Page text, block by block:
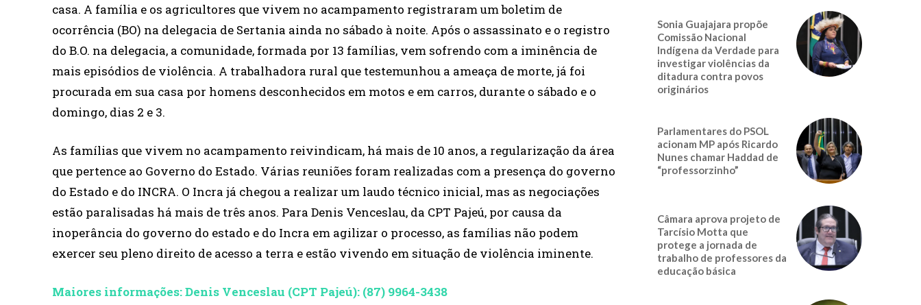
casa. A família e os agricultores que vivem no acampamento registraram um boletim de
ocorrência (BO) na delegacia de Sertania ainda no sábado à noite. Após o assassinato e o registro
do B.O. na delegacia, a comunidade, formada por 13 famílias, vem sofrendo com a iminência de
mais episódios de violência. A trabalhadora rural que testemunhou a ameaça de morte, já foi
procurada em sua casa por homens desconhecidos em motos e em carros, durante o sábado e o
domingo, dias 2 e 3.
As famílias que vivem no acampamento reivindicam, há mais de 10 anos, a regularização da área
que pertence ao Governo do Estado. Várias reuniões foram realizadas com a presença do governo
do Estado e do INCRA. O Incra já chegou a realizar um laudo técnico inicial, mas as negociações
estão paralisadas há mais de três anos. Para Denis Venceslau, da CPT Pajeú, por causa da
inoperância do governo do estado e do Incra em agilizar o processo, as famílias não podem
exercer seu pleno direito de acesso a terra e estão vivendo em situação de violência iminente.
Maiores informações: Denis Venceslau (CPT Pajeú): (87) 9964-3438
Sonia Guajajara propõe
Comissão Nacional
Indígena da Verdade para
investigar violências da
ditadura contra povos
originários
Parlamentares do PSOL
acionam MP após Ricardo
Nunes chamar Haddad de
“professorzinho”
Câmara aprova projeto de
Tarcísio Motta que
protege a jornada de
trabalho de professores da
educação básica